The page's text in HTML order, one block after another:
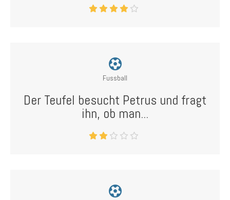
Fussball
Der Teufel besucht Petrus und fragt
ihn, ob man...